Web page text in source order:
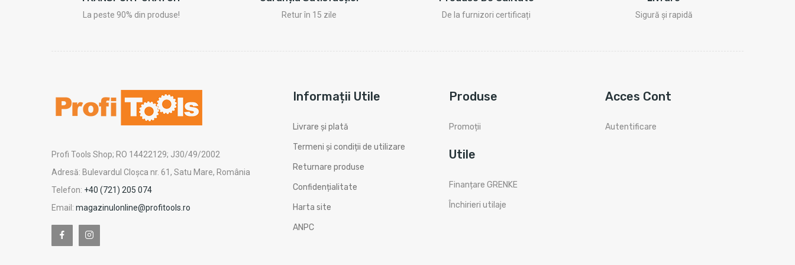
La peste 90% din produse! Retur în 15 zile De la furnizori certificați Sigură și rapidă
Profi Tools Shop; RO 14422129; J30/49/2002
Adresă: Bulevardul Cloșca nr. 61, Satu Mare, România
Telefon: +40 (721) 205 074
Email: magazinulonline@profitools.ro
Informații Utile
Livrare și plată
Termeni și condiții de utilizare
Returnare produse
Confidențialitate
Harta site
ANPC
Produse
Promoții
Utile
Finanțare GRENKE
Închirieri utilaje
Acces Cont
Autentificare